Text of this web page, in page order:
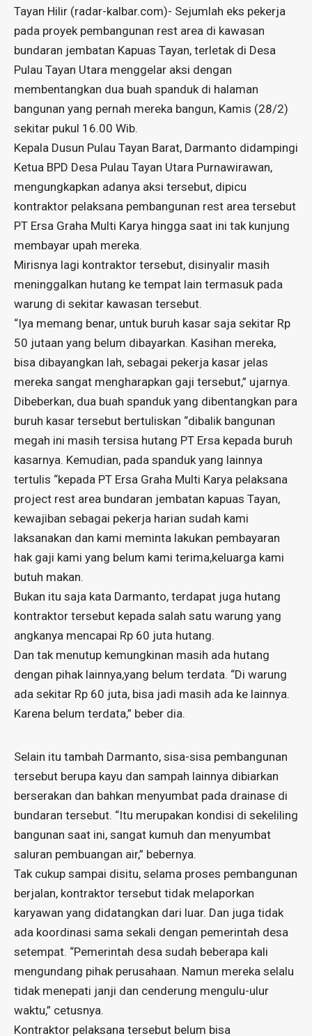
Tayan Hilir (radar-kalbar.com)- Sejumlah eks pekerja
pada proyek pembangunan rest area di kawasan
bundaran jembatan Kapuas Tayan, terletak di Desa
Pulau Tayan Utara menggelar aksi dengan
membentangkan dua buah spanduk di halaman
bangunan yang pernah mereka bangun, Kamis (28/2)
sekitar pukul 16.00 Wib.
Kepala Dusun Pulau Tayan Barat, Darmanto didampingi
Ketua BPD Desa Pulau Tayan Utara Purnawirawan,
mengungkapkan adanya aksi tersebut, dipicu
kontraktor pelaksana pembangunan rest area tersebut
PT Ersa Graha Multi Karya hingga saat ini tak kunjung
membayar upah mereka.
Mirisnya lagi kontraktor tersebut, disinyalir masih
meninggalkan hutang ke tempat lain termasuk pada
warung di sekitar kawasan tersebut.
“Iya memang benar, untuk buruh kasar saja sekitar Rp
50 jutaan yang belum dibayarkan. Kasihan mereka,
bisa dibayangkan lah, sebagai pekerja kasar jelas
mereka sangat mengharapkan gaji tersebut,” ujarnya.
Dibeberkan, dua buah spanduk yang dibentangkan para
buruh kasar tersebut bertuliskan “dibalik bangunan
megah ini masih tersisa hutang PT Ersa kepada buruh
kasarnya. Kemudian, pada spanduk yang lainnya
tertulis “kepada PT Ersa Graha Multi Karya pelaksana
project rest area bundaran jembatan kapuas Tayan,
kewajiban sebagai pekerja harian sudah kami
laksanakan dan kami meminta lakukan pembayaran
hak gaji kami yang belum kami terima,keluarga kami
butuh makan.
Bukan itu saja kata Darmanto, terdapat juga hutang
kontraktor tersebut kepada salah satu warung yang
angkanya mencapai Rp 60 juta hutang.
Dan tak menutup kemungkinan masih ada hutang
dengan pihak lainnya,yang belum terdata. “Di warung
ada sekitar Rp 60 juta, bisa jadi masih ada ke lainnya.
Karena belum terdata,” beber dia.
Selain itu tambah Darmanto, sisa-sisa pembangunan
tersebut berupa kayu dan sampah lainnya dibiarkan
berserakan dan bahkan menyumbat pada drainase di
bundaran tersebut. “Itu merupakan kondisi di sekeliling
bangunan saat ini, sangat kumuh dan menyumbat
saluran pembuangan air,” bebernya.
Tak cukup sampai disitu, selama proses pembangunan
berjalan, kontraktor tersebut tidak melaporkan
karyawan yang didatangkan dari luar. Dan juga tidak
ada koordinasi sama sekali dengan pemerintah desa
setempat. “Pemerintah desa sudah beberapa kali
mengundang pihak perusahaan. Namun mereka selalu
tidak menepati janji dan cenderung mengulu-ulur
waktu,” cetusnya.
Kontraktor pelaksana tersebut belum bisa